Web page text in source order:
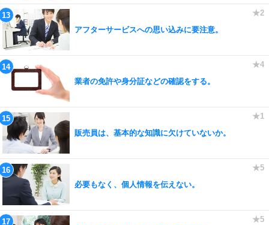
アフターサービスへの思い込みに要注意。
業者の免許や身分証などの確認をする。
販売員は、基本的な知識に欠けていないか。
必要もなく、個人情報を伝えない。